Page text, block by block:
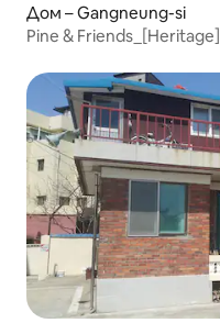
Дом – Gangneung-si
Pine &